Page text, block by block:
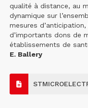
qualité à distance, au
dynamique sur
mesures
d’importants dons de
établissements de
E. Ballery